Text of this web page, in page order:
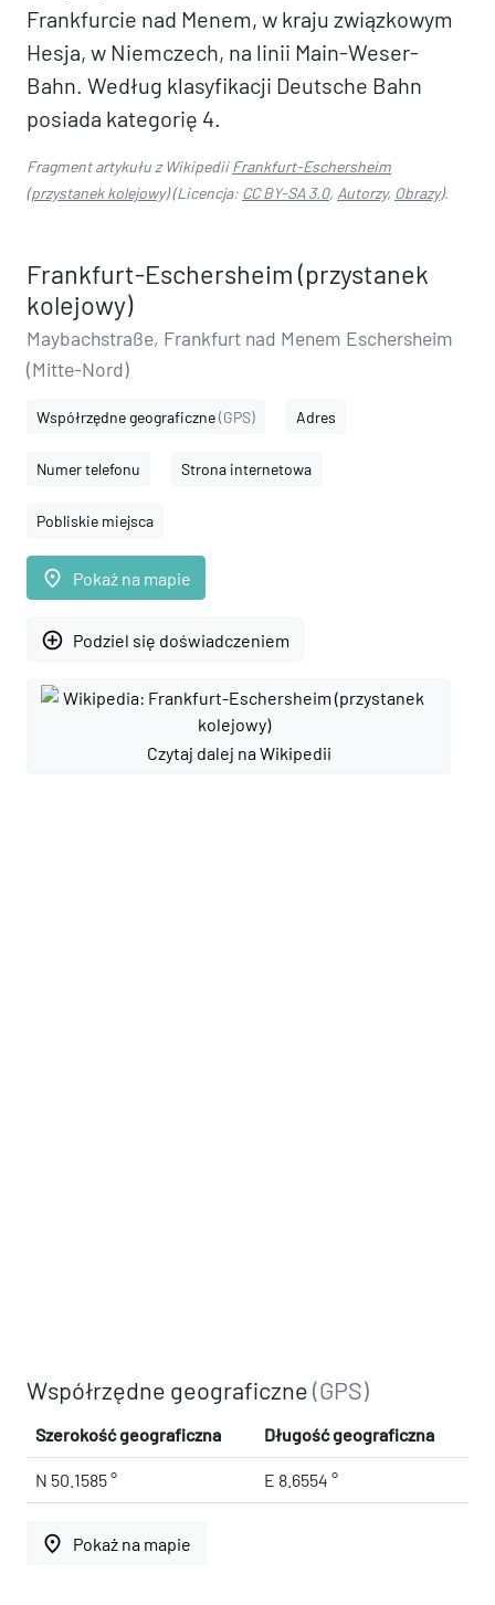
Frankfurcie nad Menem, w kraju związkowym
Hesja, w Niemczech, na linii Main-Weser-
Bahn. Według klasyfikacji Deutsche Bahn
posiada kategorię 4.
Fragment artykułu z WikipediiFrankfurt-Eschersheim
(przystanek kolejowy)(Licencja: CC BY-SA 3.0, Autorzy, Obrazy).
Frankfurt-Eschersheim (przystanek
kolejowy)
Maybachstraße, Frankfurt nad Menem Eschersheim
(Mitte-Nord)
Współrzędne geograficzne(GPS) Adres
Numer telefonu Strona internetowa
Pobliskie miejsca
place Pokaż na mapie
add_circle_outline Podziel się doświadczeniem
Czytaj dalej na Wikipedii
Współrzędne geograficzne(GPS)
Szerokość geograficzna Długość geograficzna
N 50.1585 ° E 8.6554 °
place Pokaż na mapie